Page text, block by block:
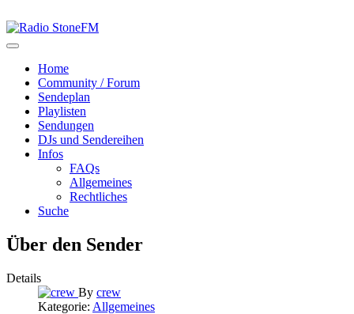
Home
Community / Forum
Sendeplan
Playlisten
Sendungen
DJs und Sendereihen
Infos
FAQs
Allgemeines
Rechtliches
Suche
Über den Sender
Details
By crew
Kategorie: Allgemeines